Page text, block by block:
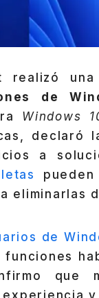
realizó
de
Windows
declaró
a
eliminarlas
de
que